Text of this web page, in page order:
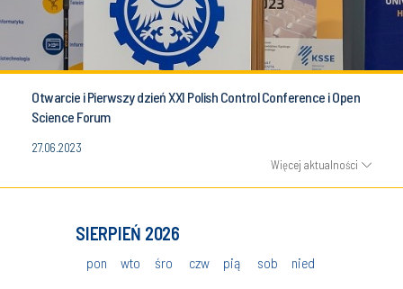
Otwarcie i Pierwszy dzień XXI Polish Control Conference i Open
Science Forum
27.06.2023
Więcej aktualności
SIERPIEŃ 2026
pon wto śro czw pią sob nied